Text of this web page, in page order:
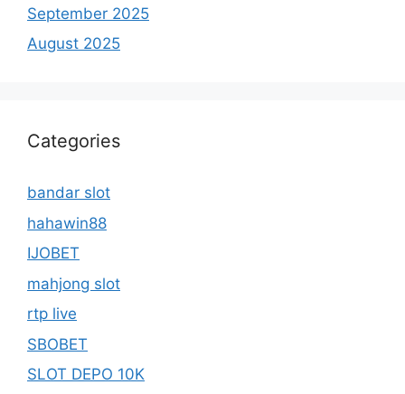
September 2025
August 2025
Categories
bandar slot
hahawin88
IJOBET
mahjong slot
rtp live
SBOBET
SLOT DEPO 10K